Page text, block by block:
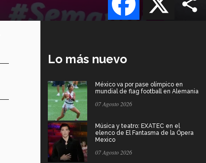
Lo más nuevo
México va por pase olímpico en
mundial de flag football en Alemania
07 Agosto 2026
Música y teatro: EXATEC en el
elenco de El Fantasma de la Ópera
Mexico
07 Agosto 2026